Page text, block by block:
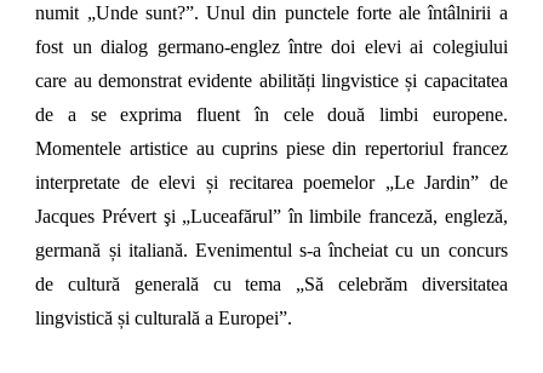
numit „Unde sunt?”. Unul din punctele forte ale întâlnirii a
fost un dialog germano-englez între doi elevi ai colegiului
care au demonstrat evidente abilități lingvistice și capacitatea
de a se exprima fluent în cele două limbi europene.
Momentele artistice au cuprins piese din repertoriul francez
interpretate de elevi și recitarea poemelor „Le Jardin” de
Jacques Prévert şi „Luceafărul” în limbile franceză, engleză,
germană și italiană. Evenimentul s-a încheiat cu un concurs
de cultură generală cu tema „Să celebrăm diversitatea
lingvistică și culturală a Europei”.